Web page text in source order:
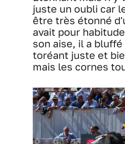
juste un oubli car
être très étonné
avait pour
son aise, il a
toréant juste et
mais les cornes